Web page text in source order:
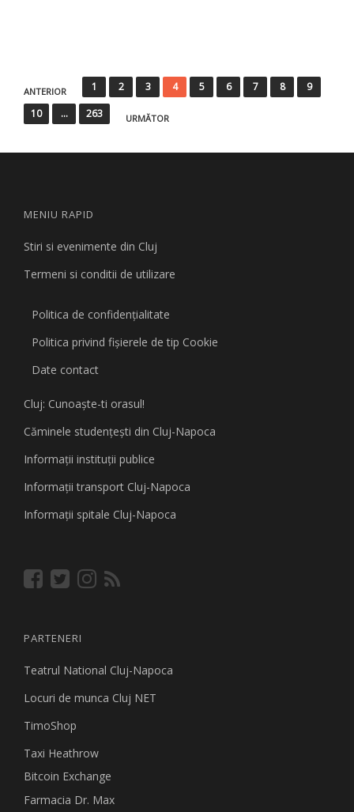
Paginație
articole
ANTERIOR 1 2 3 4 5 6 7 8
9
10
… 263 URMĂTOR
MENIU RAPID
Stiri si evenimente din Cluj
Termeni si conditii de utilizare
Politica de confidențialitate
Politica privind fişierele de tip Cookie
Date contact
Cluj: Cunoaşte-ti orasul!
Căminele studenţeşti din Cluj-Napoca
Informaţii instituţii publice
Informaţii transport Cluj-Napoca
Informaţii spitale Cluj-Napoca
PARTENERI
Teatrul National Cluj-Napoca
Locuri de munca Cluj NET
TimoShop
Taxi Heathrow
Bitcoin Exchange
Farmacia Dr. Max